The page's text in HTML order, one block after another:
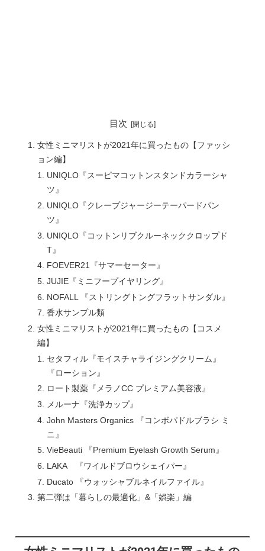
目次
女性ミニマリストが2021年に買ったもの【ファッシ
ョン編】
UNIQLO『スーピマコットンスタンドカラーシャ
ツ』
UNIQLO『クレープジャージーテーパードパン
ツ』
UNIQLO『コットンリブクルーネッククロップド
T』
FOEVER21『サマーセーター』
JUJIE『ミニフープイヤリング』
NOFALL 『ストリングトングフラットサンダル』
香水サンプル類
女性ミニマリストが2021年に買ったもの【コスメ
編】
セタフィル『モイスチャライジングクリーム』
『ローション』
ロート製薬『メラノCC プレミアム美容液』
メルーナ『洗浄カップ』
John Masters Organics 『コンボパドルブラシ ミ
ニ』
VieBeauti 『Premium Eyelash Growth Serum』
LAKA 『ワイルドブロウシェイパー』
Ducato 『ウォッシャブルネイルファイル』
第二弾は「暮らしの最適化」&「娯楽」編